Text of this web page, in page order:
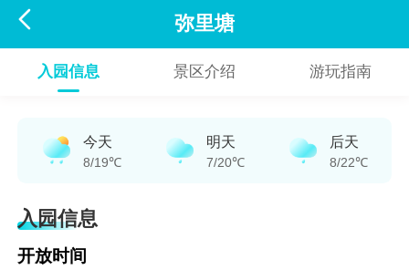
 弥里塘
入园信息 景区介绍 游玩指南
今天
8/19℃
明天
7/20℃
后天
8/22℃
入园信息
开放时间